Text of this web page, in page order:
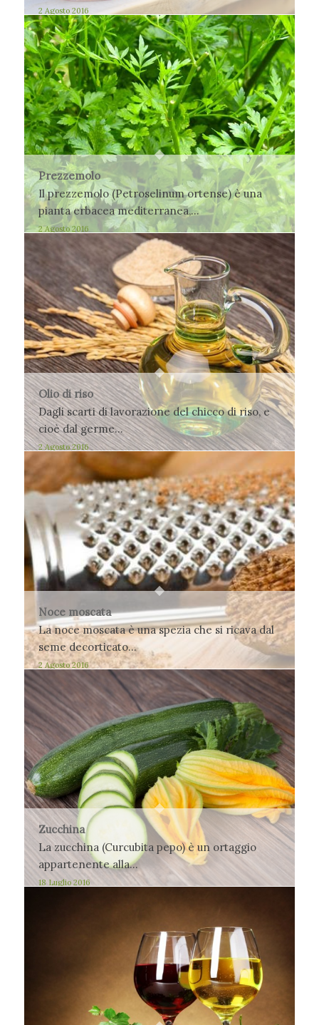
2 Agosto 2016
Prezzemolo
Il prezzemolo (Petroselinum ortense) è una
pianta erbacea mediterranea,…
2 Agosto 2016
Olio di riso
Dagli scarti di lavorazione del chicco di riso, e
cioè dal germe…
2 Agosto 2016
Noce moscata
La noce moscata è una spezia che si ricava dal
seme decorticato…
2 Agosto 2016
Zucchina
La zucchina (Curcubita pepo) è un ortaggio
appartenente alla…
18 Luglio 2016